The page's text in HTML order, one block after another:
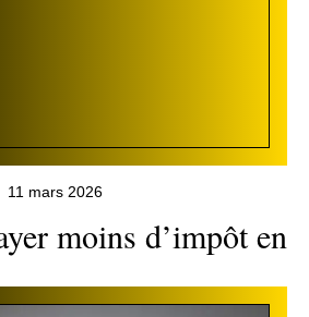
11 mars 2026
moins d’impôt en